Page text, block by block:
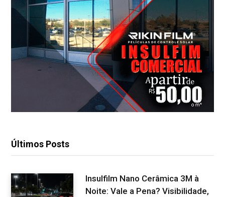
Últimos Posts
Insulfilm Nano Cerâmica 3M à
Noite: Vale a Pena? Visibilidade,